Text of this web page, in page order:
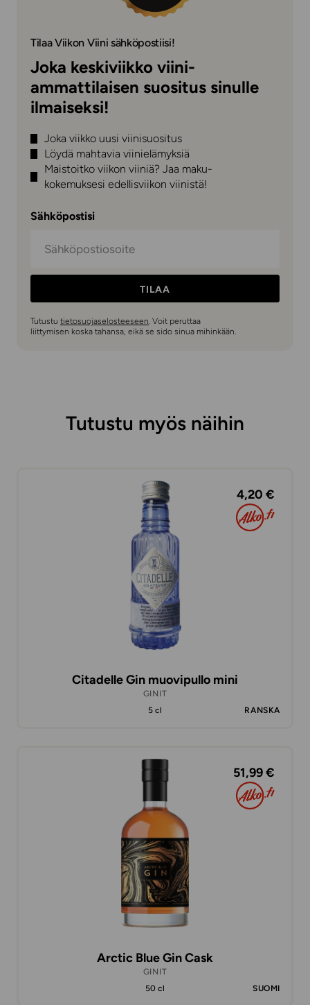
Tilaa Viikon Viini sähköpostiisi!
Joka keskiviikko viini-
ammattilaisen suositus sinulle
ilmaiseksi!
Joka viikko uusi viinisuositus
Löydä mahtavia viinielämyksiä
Maistoitko viikon viiniä? Jaa maku-
kokemuksesi edellisviikon viinistä!
Sähköpostisi
TILAA
Tutustu tietosuojaselosteeseen. Voit peruttaa
liittymisen koska tahansa, eikä se sido sinua mihinkään.
Tutustu myös näihin
4,20 €
Citadelle Gin muovipullo mini
GINIT
5 cl
RANSKA
51,99 €
Arctic Blue Gin Cask
GINIT
50 cl
SUOMI